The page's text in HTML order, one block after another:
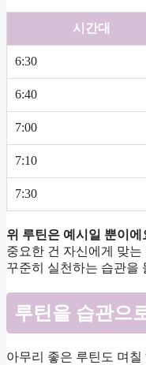
시간대
6:30
6:40
7:00
7:10
7:30
위 루틴은 예시일 뿐이에
중요한 건 자신에게 맞는
꾸준히 실천하는 습관을
루틴을 습관으
아무리 좋은 루틴도 며